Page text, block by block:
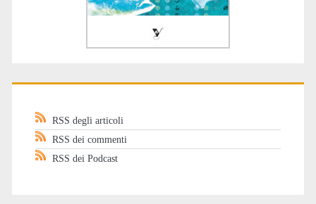
RSS degli articoli
RSS dei commenti
RSS dei Podcast